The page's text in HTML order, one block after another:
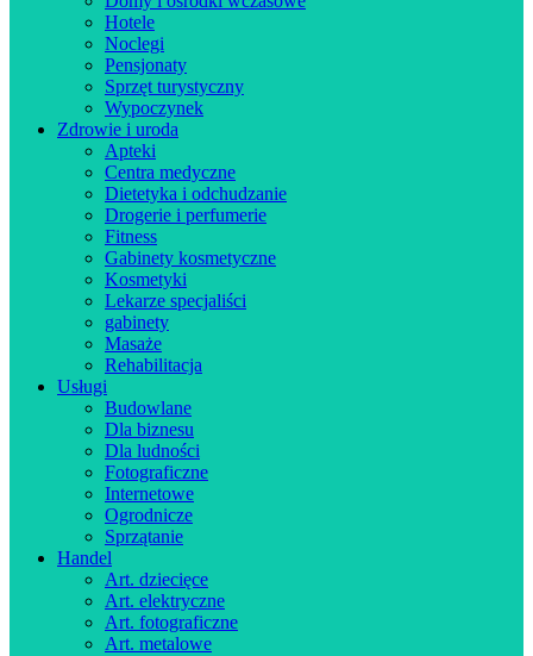
Hotele
Noclegi
Pensjonaty
Sprzęt turystyczny
Wypoczynek
Zdrowie i uroda
Apteki
Centra medyczne
Dietetyka i odchudzanie
Drogerie i perfumerie
Fitness
Gabinety kosmetyczne
Kosmetyki
Lekarze specjaliści
gabinety
Masaże
Rehabilitacja
Usługi
Budowlane
Dla biznesu
Dla ludności
Fotograficzne
Internetowe
Ogrodnicze
Sprzątanie
Handel
Art. dziecięce
Art. elektryczne
Art. fotograficzne
Art. metalowe